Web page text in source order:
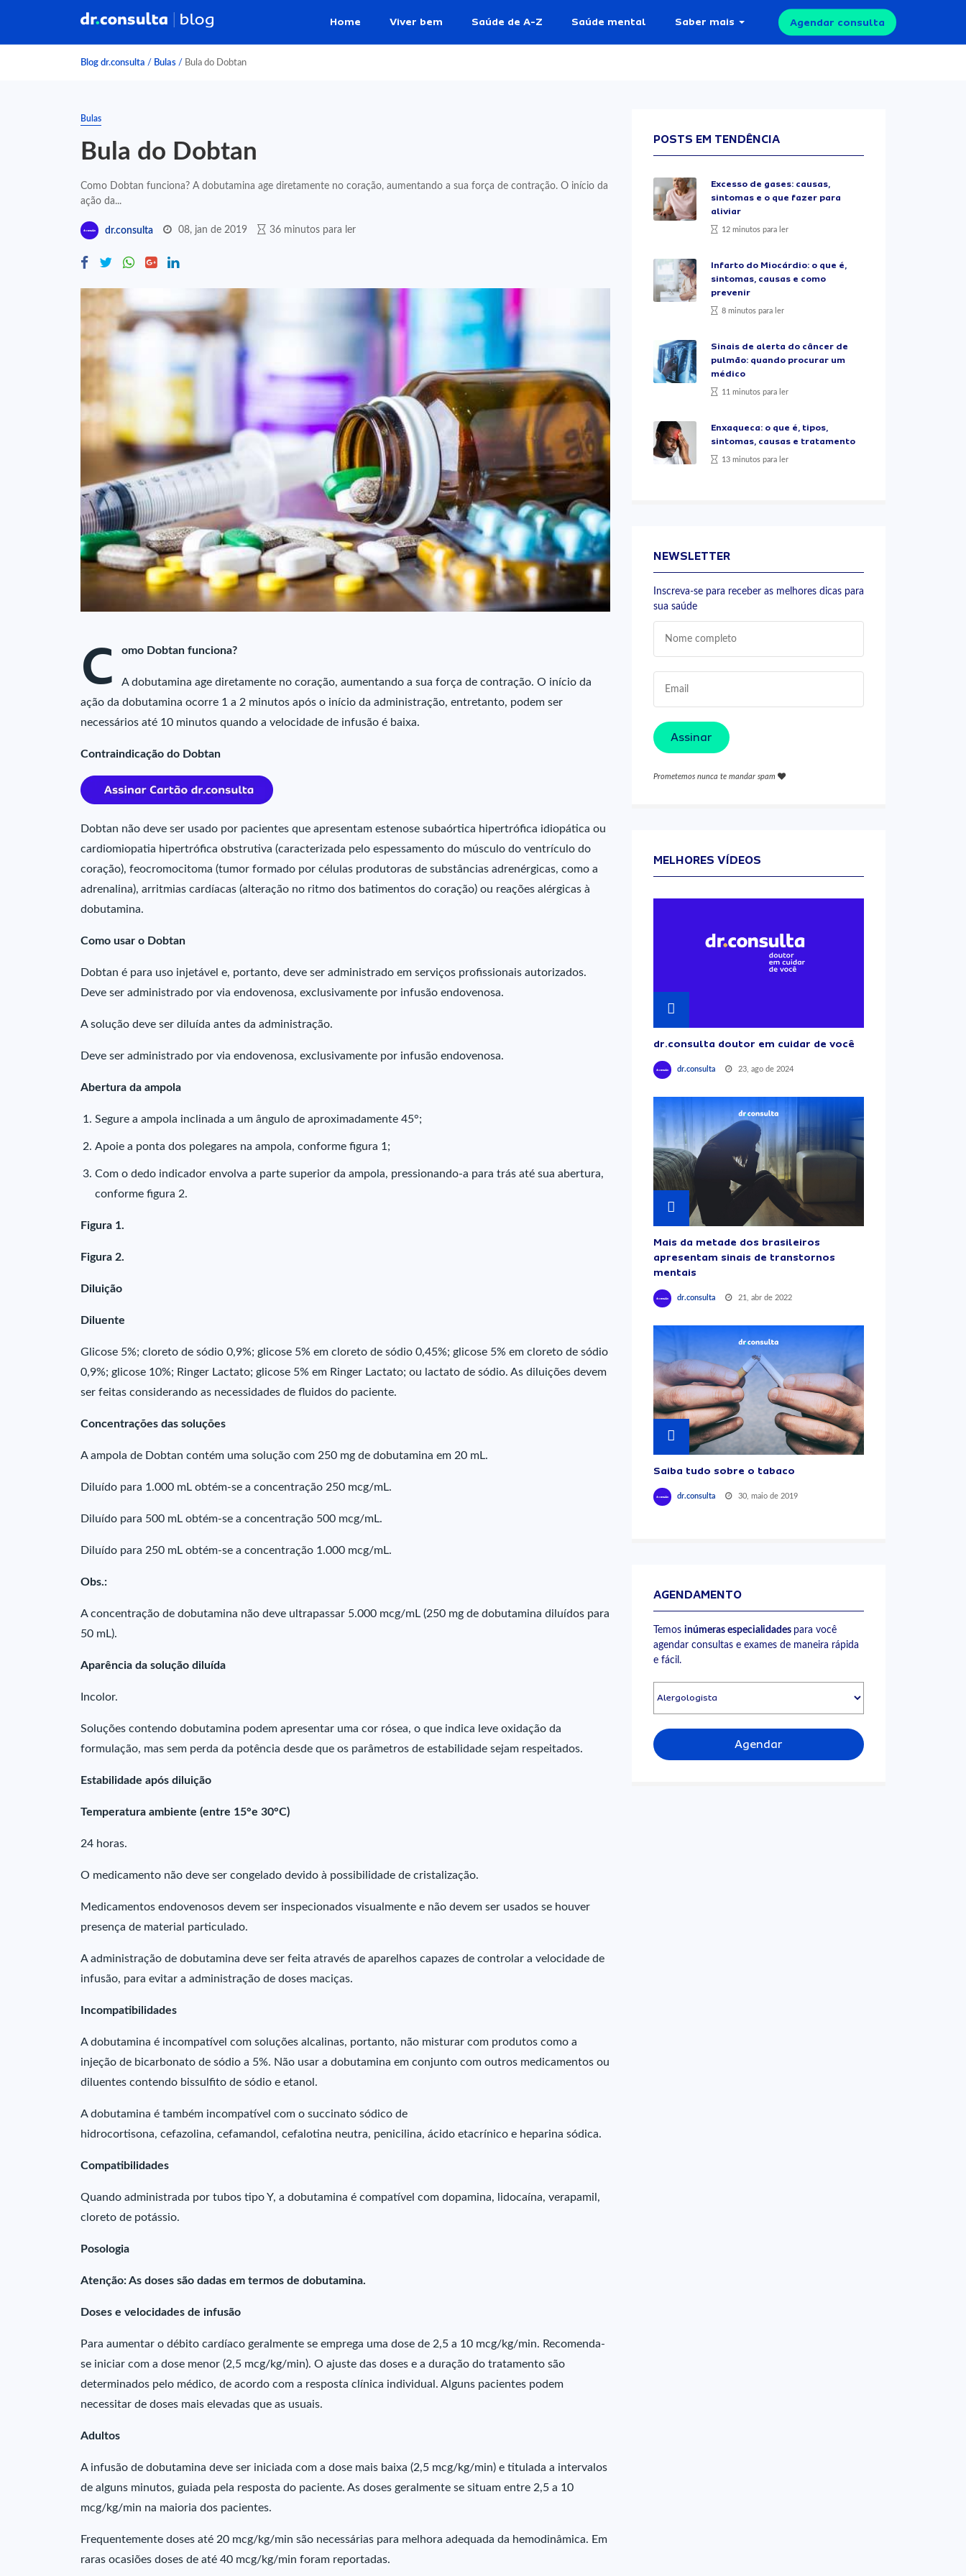
Home Viver bem Saúde de A-Z Saúde mental Saber mais Agendar consulta
Blog dr.consulta / Bulas / Bula do Dobtan
Bulas
Bula do Dobtan
Como Dobtan funciona? A dobutamina age diretamente no coração, aumentando a sua força de contração. O início da
ação da...
dr.consulta 08, jan de 2019 36 minutos para ler
C omo Dobtan funciona?
A dobutamina age diretamente no coração, aumentando a sua força de contração. O início da
ação da dobutamina ocorre 1 a 2 minutos após o início da administração, entretanto, podem ser
necessários até 10 minutos quando a velocidade de infusão é baixa.
Contraindicação do Dobtan
Dobtan não deve ser usado por pacientes que apresentam estenose subaórtica hipertrófica idiopática ou
cardiomiopatia hipertrófica obstrutiva (caracterizada pelo espessamento do músculo do ventrículo do
coração), feocromocitoma (tumor formado por células produtoras de substâncias adrenérgicas, como a
adrenalina), arritmias cardíacas (alteração no ritmo dos batimentos do coração) ou reações alérgicas à
dobutamina.
Como usar o Dobtan
Dobtan é para uso injetável e, portanto, deve ser administrado em serviços profissionais autorizados.
Deve ser administrado por via endovenosa, exclusivamente por infusão endovenosa.
A solução deve ser diluída antes da administração.
Deve ser administrado por via endovenosa, exclusivamente por infusão endovenosa.
Abertura da ampola
Segure a ampola inclinada a um ângulo de aproximadamente 45°;
Apoie a ponta dos polegares na ampola, conforme figura 1;
Com o dedo indicador envolva a parte superior da ampola, pressionando-a para trás até sua abertura,
conforme figura 2.
Figura 1.
Figura 2.
Diluição
Diluente
Glicose 5%; cloreto de sódio 0,9%; glicose 5% em cloreto de sódio 0,45%; glicose 5% em cloreto de sódio
0,9%; glicose 10%; Ringer Lactato; glicose 5% em Ringer Lactato; ou lactato de sódio. As diluições devem
ser feitas considerando as necessidades de fluidos do paciente.
Concentrações das soluções
A ampola de Dobtan contém uma solução com 250 mg de dobutamina em 20 mL.
Diluído para 1.000 mL obtém-se a concentração 250 mcg/mL.
Diluído para 500 mL obtém-se a concentração 500 mcg/mL.
Diluído para 250 mL obtém-se a concentração 1.000 mcg/mL.
Obs.:
A concentração de dobutamina não deve ultrapassar 5.000 mcg/mL (250 mg de dobutamina diluídos para
50 mL).
Aparência da solução diluída
Incolor.
Soluções contendo dobutamina podem apresentar uma cor rósea, o que indica leve oxidação da
formulação, mas sem perda da potência desde que os parâmetros de estabilidade sejam respeitados.
Estabilidade após diluição
Temperatura ambiente (entre 15°e 30°C)
24 horas.
O medicamento não deve ser congelado devido à possibilidade de cristalização.
Medicamentos endovenosos devem ser inspecionados visualmente e não devem ser usados se houver
presença de material particulado.
A administração de dobutamina deve ser feita através de aparelhos capazes de controlar a velocidade de
infusão, para evitar a administração de doses maciças.
Incompatibilidades
A dobutamina é incompatível com soluções alcalinas, portanto, não misturar com produtos como a
injeção de bicarbonato de sódio a 5%. Não usar a dobutamina em conjunto com outros medicamentos ou
diluentes contendo bissulfito de sódio e etanol.
A dobutamina é também incompatível com o succinato sódico de
hidrocortisona, cefazolina, cefamandol, cefalotina neutra, penicilina, ácido etacrínico e heparina sódica.
Compatibilidades
Quando administrada por tubos tipo Y, a dobutamina é compatível com dopamina, lidocaína, verapamil,
cloreto de potássio.
Posologia
Atenção: As doses são dadas em termos de dobutamina.
Doses e velocidades de infusão
Para aumentar o débito cardíaco geralmente se emprega uma dose de 2,5 a 10 mcg/kg/min. Recomenda-
se iniciar com a dose menor (2,5 mcg/kg/min). O ajuste das doses e a duração do tratamento são
determinados pelo médico, de acordo com a resposta clínica individual. Alguns pacientes podem
necessitar de doses mais elevadas que as usuais.
Adultos
A infusão de dobutamina deve ser iniciada com a dose mais baixa (2,5 mcg/kg/min) e titulada a intervalos
de alguns minutos, guiada pela resposta do paciente. As doses geralmente se situam entre 2,5 a 10
mcg/kg/min na maioria dos pacientes.
Frequentemente doses até 20 mcg/kg/min são necessárias para melhora adequada da hemodinâmica. Em
raras ocasiões doses de até 40 mcg/kg/min foram reportadas.
POSTS EM TENDÊNCIA
Excesso de gases: causas,
sintomas e o que fazer para
aliviar
12 minutos para ler
Infarto do Miocárdio: o que é,
sintomas, causas e como
prevenir
8 minutos para ler
Sinais de alerta do câncer de
pulmão: quando procurar um
médico
11 minutos para ler
Enxaqueca: o que é, tipos,
sintomas, causas e tratamento
13 minutos para ler
NEWSLETTER
Inscreva-se para receber as melhores dicas para
sua saúde
Assinar
Prometemos nunca te mandar spam
MELHORES VÍDEOS
dr.consulta doutor em cuidar de você
dr.consulta 23, ago de 2024
Mais da metade dos brasileiros
apresentam sinais de transtornos
mentais
dr.consulta 21, abr de 2022
Saiba tudo sobre o tabaco
dr.consulta 30, maio de 2019
AGENDAMENTO
Temos inúmeras especialidades para você
agendar consultas e exames de maneira rápida
e fácil.
Agendar